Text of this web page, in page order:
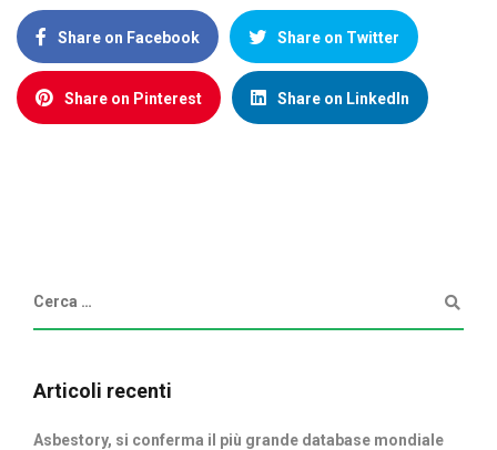
Share on Facebook Share on Twitter
Share on Pinterest Share on LinkedIn
Articoli recenti
Asbestory, si conferma il più grande database mondiale